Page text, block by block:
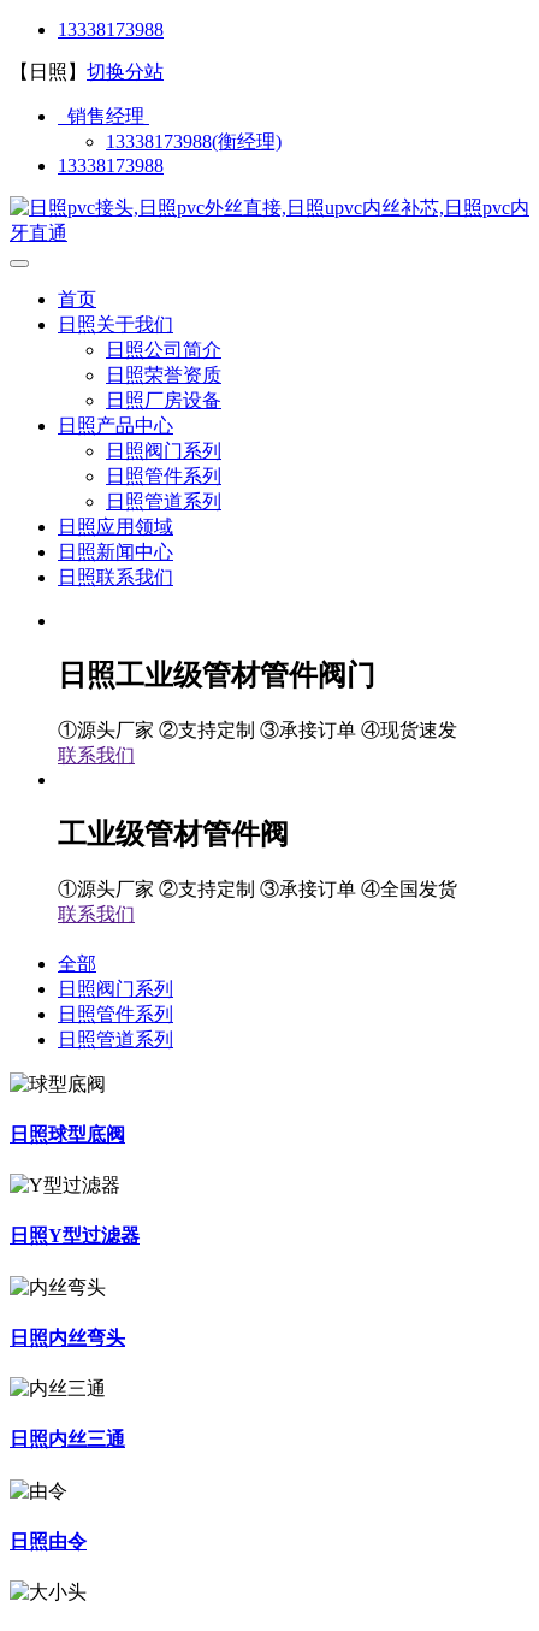
13338173988
【日照】 切换分站
销售经理
13338173988(衡经理)
13338173988
首页
日照关于我们
日照公司简介
日照荣誉资质
日照厂房设备
日照产品中心
日照阀门系列
日照管件系列
日照管道系列
日照应用领域
日照新闻中心
日照联系我们
日照工业级管材管件阀门
①源头厂家 ②支持定制 ③承接订单 ④现货速发
联系我们
工业级管材管件阀
①源头厂家 ②支持定制 ③承接订单 ④全国发货
联系我们
全部
日照阀门系列
日照管件系列
日照管道系列
日照球型底阀
日照Y型过滤器
日照内丝弯头
日照内丝三通
日照由令